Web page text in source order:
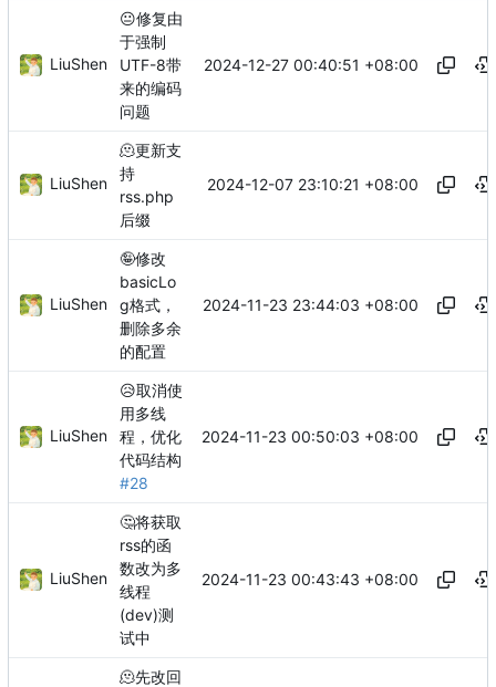
LiuShen
😐修复由
于强制
UTF-8带
来的编码
问题
2024-12-27 00:40:51 +08:00
LiuShen
🫠更新支
持
rss.php
后缀
2024-12-07 23:10:21 +08:00
LiuShen
🤪修改
basicLo
g格式，
删除多余
的配置
2024-11-23 23:44:03 +08:00
LiuShen
😥取消使
用多线
程，优化
代码结构
#28
2024-11-23 00:50:03 +08:00
LiuShen
🤔将获取
rss的函
数改为多
线程
(dev)测
试中
2024-11-23 00:43:43 +08:00
🫠先改回